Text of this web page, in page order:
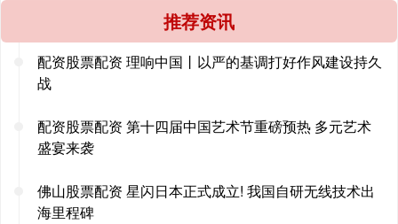
推荐资讯
配资股票配资 理响中国丨以严的基调打好作风建设持久
战
配资股票配资 第十四届中国艺术节重磅预热 多元艺术
盛宴来袭
佛山股票配资 星闪日本正式成立! 我国自研无线技术出
海里程碑